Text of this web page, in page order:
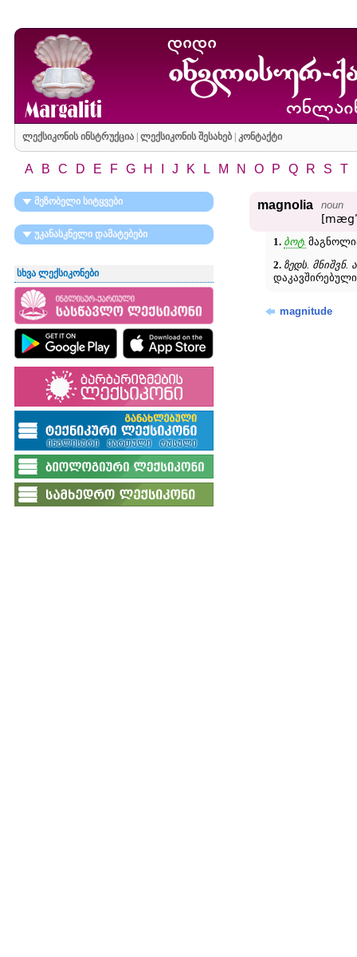
ლექსიკონის ინსტრუქცია| ლექსიკონის შესახებ| კონტაქტი
A B C D E F G H J K L M N O P Q R S T
მეზობელი სიტყვები
უკანასკნელი დამატებები
სხვა ლექსიკონები
magnolia noun
1. ბოტ.
2. ზედს. მნიშვნ.
magnitude